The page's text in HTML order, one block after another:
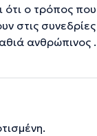
ο τρόπος που
στις συνεδρίες
ανθρώπινος .